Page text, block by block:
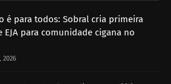
é para todos: Sobral cria primeira
EJA para comunidade cigana no
2026